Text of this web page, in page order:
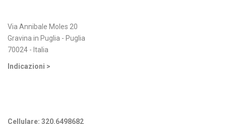
Via Annibale Moles 20
Gravina in Puglia - Puglia
70024 - Italia
Indicazioni >
Cellulare: 320.6498682